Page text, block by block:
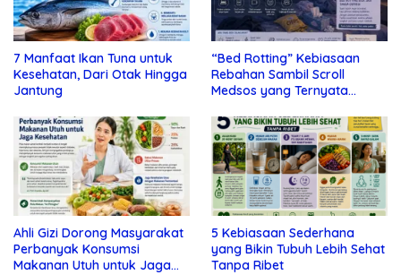
7 Manfaat Ikan Tuna untuk
Kesehatan, Dari Otak Hingga
Jantung
“Bed Rotting” Kebiasaan
Rebahan Sambil Scroll
Medsos yang Ternyata
Ahli Gizi Dorong Masyarakat
Perbanyak Konsumsi
Makanan Utuh untuk Jaga
5 Kebiasaan Sederhana
yang Bikin Tubuh Lebih Sehat
Tanpa Ribet